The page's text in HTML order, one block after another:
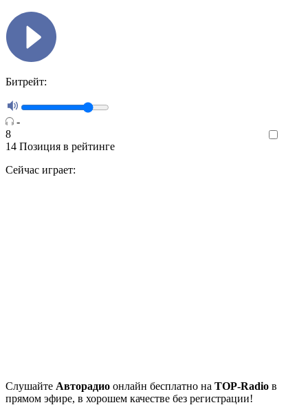
Битрейт:
-
8
14 Позиция в рейтинге
Сейчас играет:
Cлушайте Авторадио онлайн бесплатно на TOP-Radio в
прямом эфире, в хорошем качестве без регистрации!